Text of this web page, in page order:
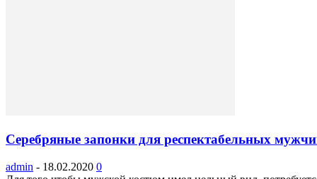
Серебряные запонки для респектабельных
admin - 18.02.2020 0